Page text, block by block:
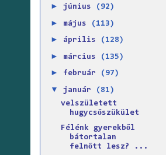
► június (92)
► május (113)
► április (128)
► március (135)
► február (97)
▼ január
(81)
velszületett
hugycsőszükület
Félénk gyerekből
bátortalan
felnőtt lesz? ...